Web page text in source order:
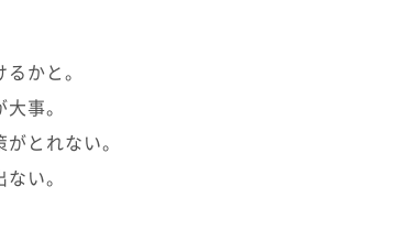
かと。
事。
とれない。
い。